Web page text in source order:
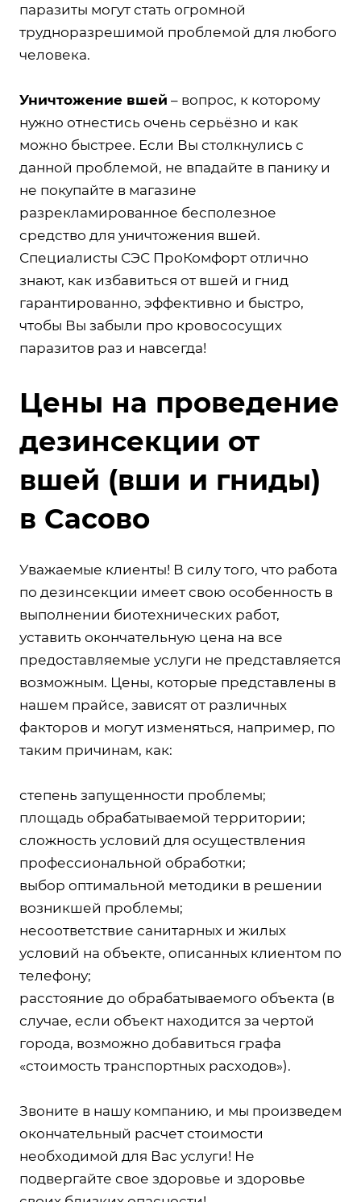
паразиты могут стать огромной
трудноразрешимой проблемой для любого
человека.
Уничтожение вшей – вопрос, к которому
нужно отнестись очень серьёзно и как
можно быстрее. Если Вы столкнулись с
данной проблемой, не впадайте в панику и
не покупайте в магазине
разрекламированное бесполезное
средство для уничтожения вшей.
Специалисты СЭС ПроКомфорт отлично
знают, как избавиться от вшей и гнид
гарантированно, эффективно и быстро,
чтобы Вы забыли про кровососущих
паразитов раз и навсегда!
Цены на проведение
дезинсекции от
вшей (вши и гниды)
в Сасово
Уважаемые клиенты! В силу того, что работа
по дезинсекции имеет свою особенность в
выполнении биотехнических работ,
уставить окончательную цена на все
предоставляемые услуги не представляется
возможным. Цены, которые представлены в
нашем прайсе, зависят от различных
факторов и могут изменяться, например, по
таким причинам, как:
степень запущенности проблемы;
площадь обрабатываемой территории;
сложность условий для осуществления
профессиональной обработки;
выбор оптимальной методики в решении
возникшей проблемы;
несоответствие санитарных и жилых
условий на объекте, описанных клиентом по
телефону;
расстояние до обрабатываемого объекта (в
случае, если объект находится за чертой
города, возможно добавиться графа
«стоимость транспортных расходов»).
Звоните в нашу компанию, и мы произведем
окончательный расчет стоимости
необходимой для Вас услуги! Не
подвергайте свое здоровье и здоровье